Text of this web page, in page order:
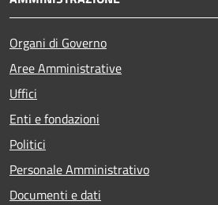
Organi di Governo
Aree Amministrative
Uffici
Enti e fondazioni
Politici
Personale Amministrativo
Documenti e dati